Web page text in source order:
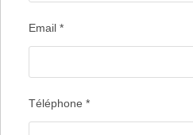
Email *
Téléphone *